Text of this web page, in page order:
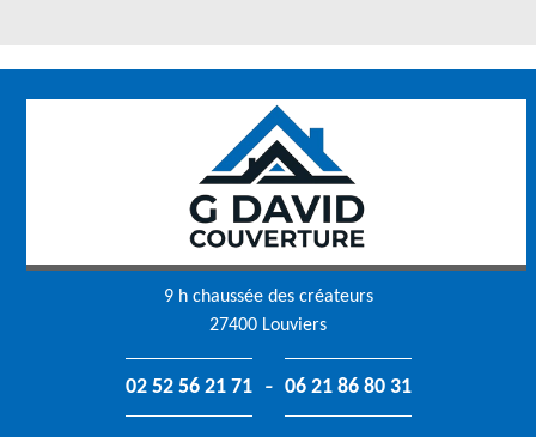
9 h chaussée des créateurs
27400 Louviers
02 52 56 21 71 - 06 21 86 80 31